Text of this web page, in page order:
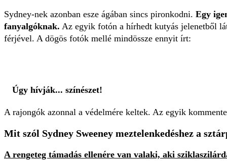
Sydney-nek azonban esze ágában sincs pironkodni. Egy
fanyalgóknak. Az egyik fotón a hírhedt kutyás jelenetből
férjével. A dögös fotók mellé mindössze ennyit írt:
Úgy hívják... színészet!
A rajongók azonnal a védelmére keltek. Az egyik
Mit szól Sydney Sweeney meztelenkedéshez a
A rengeteg támadás ellenére van valaki, aki